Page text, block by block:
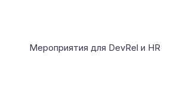
Мероприятия для DevRel и HR